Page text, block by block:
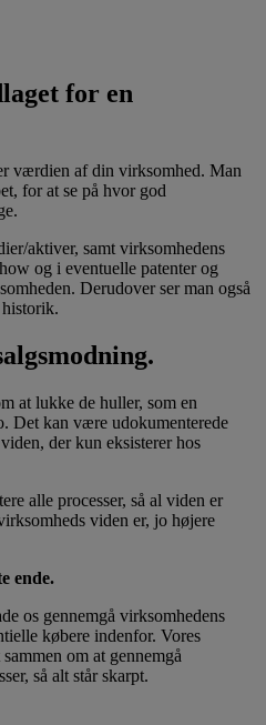
for en
værdien af din virksomhed. Man
for at se på hvor god
aktiver, samt virksomhedens
og i eventuelle patenter og
Derudover ser man også
at lukke de huller, som en
Det kan være udokumenterede
der kun eksisterer hos
alle processer, så al viden er
viden er, jo højere
ende.
os gennemgå virksomhedens
købere indenfor. Vores
om at gennemgå
så alt står skarpt.